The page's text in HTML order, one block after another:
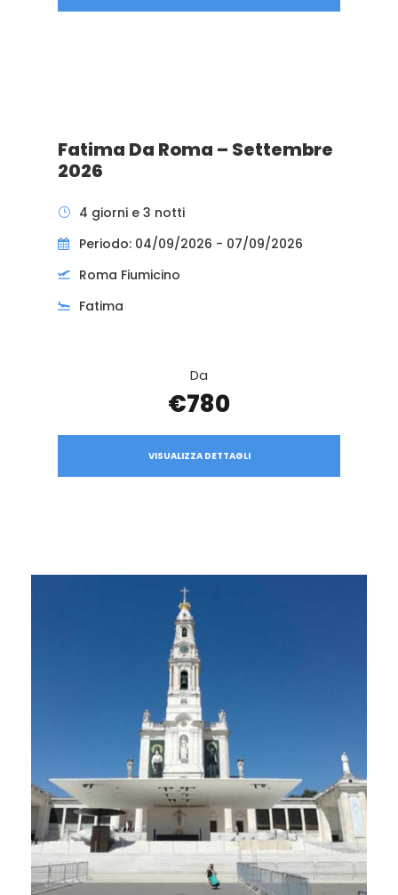
Fatima Da Roma – Settembre
2026
4 giorni e 3 notti
Periodo: 04/09/2026 - 07/09/2026
Roma Fiumicino
Fatima
Da
€780
VISUALIZZA DETTAGLI